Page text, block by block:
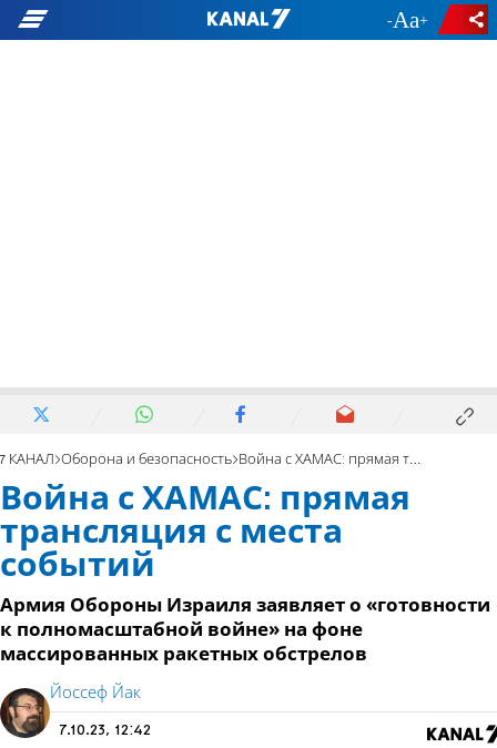
- +
7 КАНАЛ Оборона и безопасность Война с ХАМАС: прямая трансляция с места событий
Война с ХАМАС: прямая
трансляция с места
событий
Армия Обороны Израиля заявляет о «готовности
к полномасштабной войне» на фоне
массированных ракетных обстрелов
Йоссеф Йак
7.10.23, 12:42